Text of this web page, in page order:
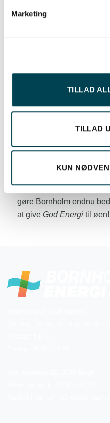
Marketing
TILLAD
TILLAD
KUN
Alle med en bolig på
favoritprojekt. Det er el-
mulighed for at deltage i
stemmefordeling, men
Afstemningen er nu
stemme frem til 12.
gøre Bornholm endnu
at give God Energi til øen!